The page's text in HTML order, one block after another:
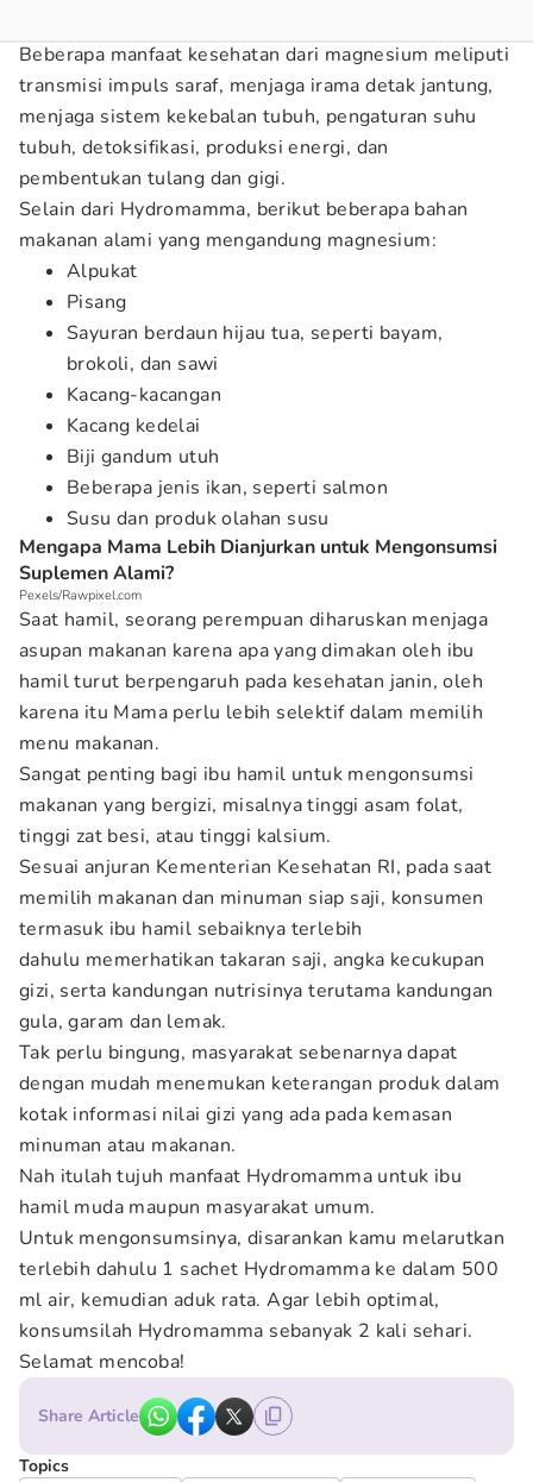
Beberapa manfaat kesehatan dari magnesium meliputi
transmisi impuls saraf, menjaga irama detak jantung,
menjaga sistem kekebalan tubuh, pengaturan suhu
tubuh, detoksifikasi, produksi energi, dan
pembentukan tulang dan gigi.
Selain dari Hydromamma, berikut beberapa bahan
makanan alami yang mengandung magnesium:
Alpukat
Pisang
Sayuran berdaun hijau tua, seperti bayam,
brokoli, dan sawi
Kacang-kacangan
Kacang kedelai
Biji gandum utuh
Beberapa jenis ikan, seperti salmon
Susu dan produk olahan susu
Mengapa Mama Lebih Dianjurkan untuk Mengonsumsi
Suplemen Alami?
Pexels/Rawpixel.com
Saat hamil, seorang perempuan diharuskan menjaga
asupan makanan karena apa yang dimakan oleh ibu
hamil turut berpengaruh pada kesehatan janin, oleh
karena itu Mama perlu lebih selektif dalam memilih
menu makanan.
Sangat penting bagi ibu hamil untuk mengonsumsi
makanan yang bergizi, misalnya tinggi asam folat,
tinggi zat besi, atau tinggi kalsium.
Sesuai anjuran Kementerian Kesehatan RI, pada saat
memilih makanan dan minuman siap saji, konsumen
termasuk ibu hamil sebaiknya terlebih
dahulu memerhatikan takaran saji, angka kecukupan
gizi, serta kandungan nutrisinya terutama kandungan
gula, garam dan lemak.
Tak perlu bingung, masyarakat sebenarnya dapat
dengan mudah menemukan keterangan produk dalam
kotak informasi nilai gizi yang ada pada kemasan
minuman atau makanan.
Nah itulah tujuh manfaat Hydromamma untuk ibu
hamil muda maupun masyarakat umum.
Untuk mengonsumsinya, disarankan kamu melarutkan
terlebih dahulu 1 sachet Hydromamma ke dalam 500
ml air, kemudian aduk rata. Agar lebih optimal,
konsumsilah Hydromamma sebanyak 2 kali sehari.
Selamat mencoba!
Share Article
Topics